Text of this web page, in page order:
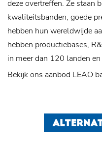
deze overtreffen. Ze staan
kwaliteitsbanden, goede
hebben hun wereldwijde
hebben productiebases,
in meer dan 120 landen
Bekijk ons aanbod LEAO